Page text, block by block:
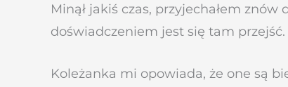
Minął jakiś czas, przyjechałem
doświadczeniem jest się tam
Koleżanka mi opowiada, że one są